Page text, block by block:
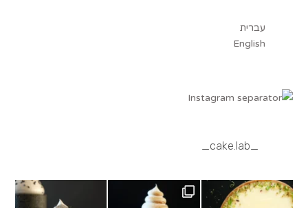
עברית
English
_cake.lab_
Lemon meringue
Black sesame cream, salted caramel, black